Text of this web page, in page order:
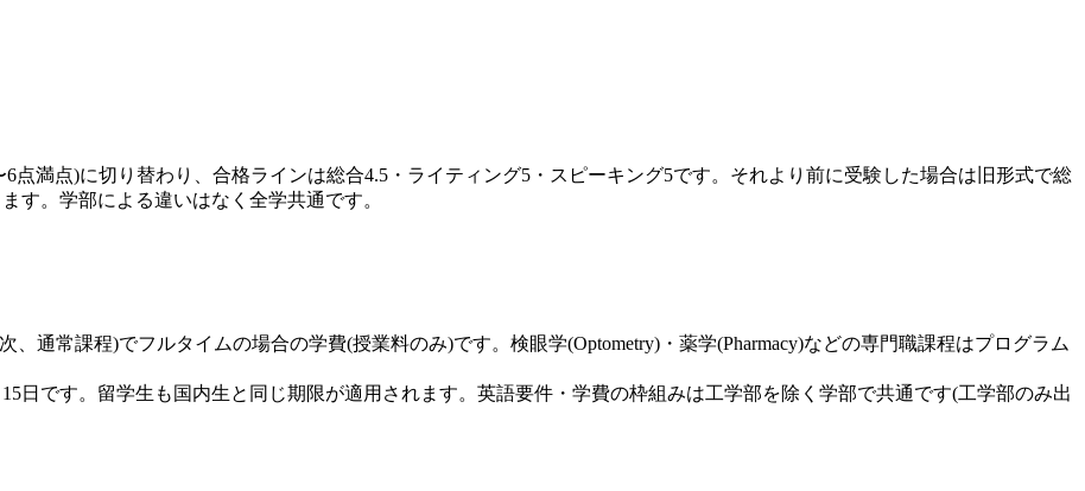
点満点)に切り替わり、合格ラインは総合4.5・ライティング5・スピーキング5です。それより前に受験した場合は旧形式で総
す。学部による違いはなく全学共通です。
、通常課程)でフルタイムの場合の学費(授業料のみ)です。検眼学(Optometry)・薬学(Pharmacy)などの専門職課程はプログラム
日です。留学生も国内生と同じ期限が適用されます。英語要件・学費の枠組みは工学部を除く学部で共通です(工学部のみ出